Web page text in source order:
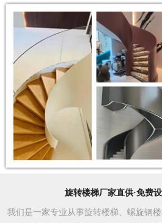
旋转楼梯厂家直供·免费
我们是一家专业从事旋转楼梯、螺旋钢